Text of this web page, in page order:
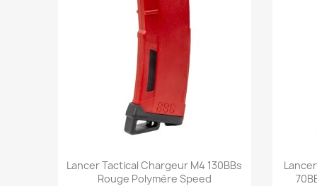
Aperçu rapide
Lancer Tactical Chargeur M4 130BBs
Rouge Polymère Speed